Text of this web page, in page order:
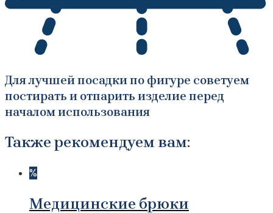
Для лучшей посадки по фигуре советуем
постирать и отпарить изделие перед
началом использования
Также рекомендуем вам:
%
Медицинские брюки